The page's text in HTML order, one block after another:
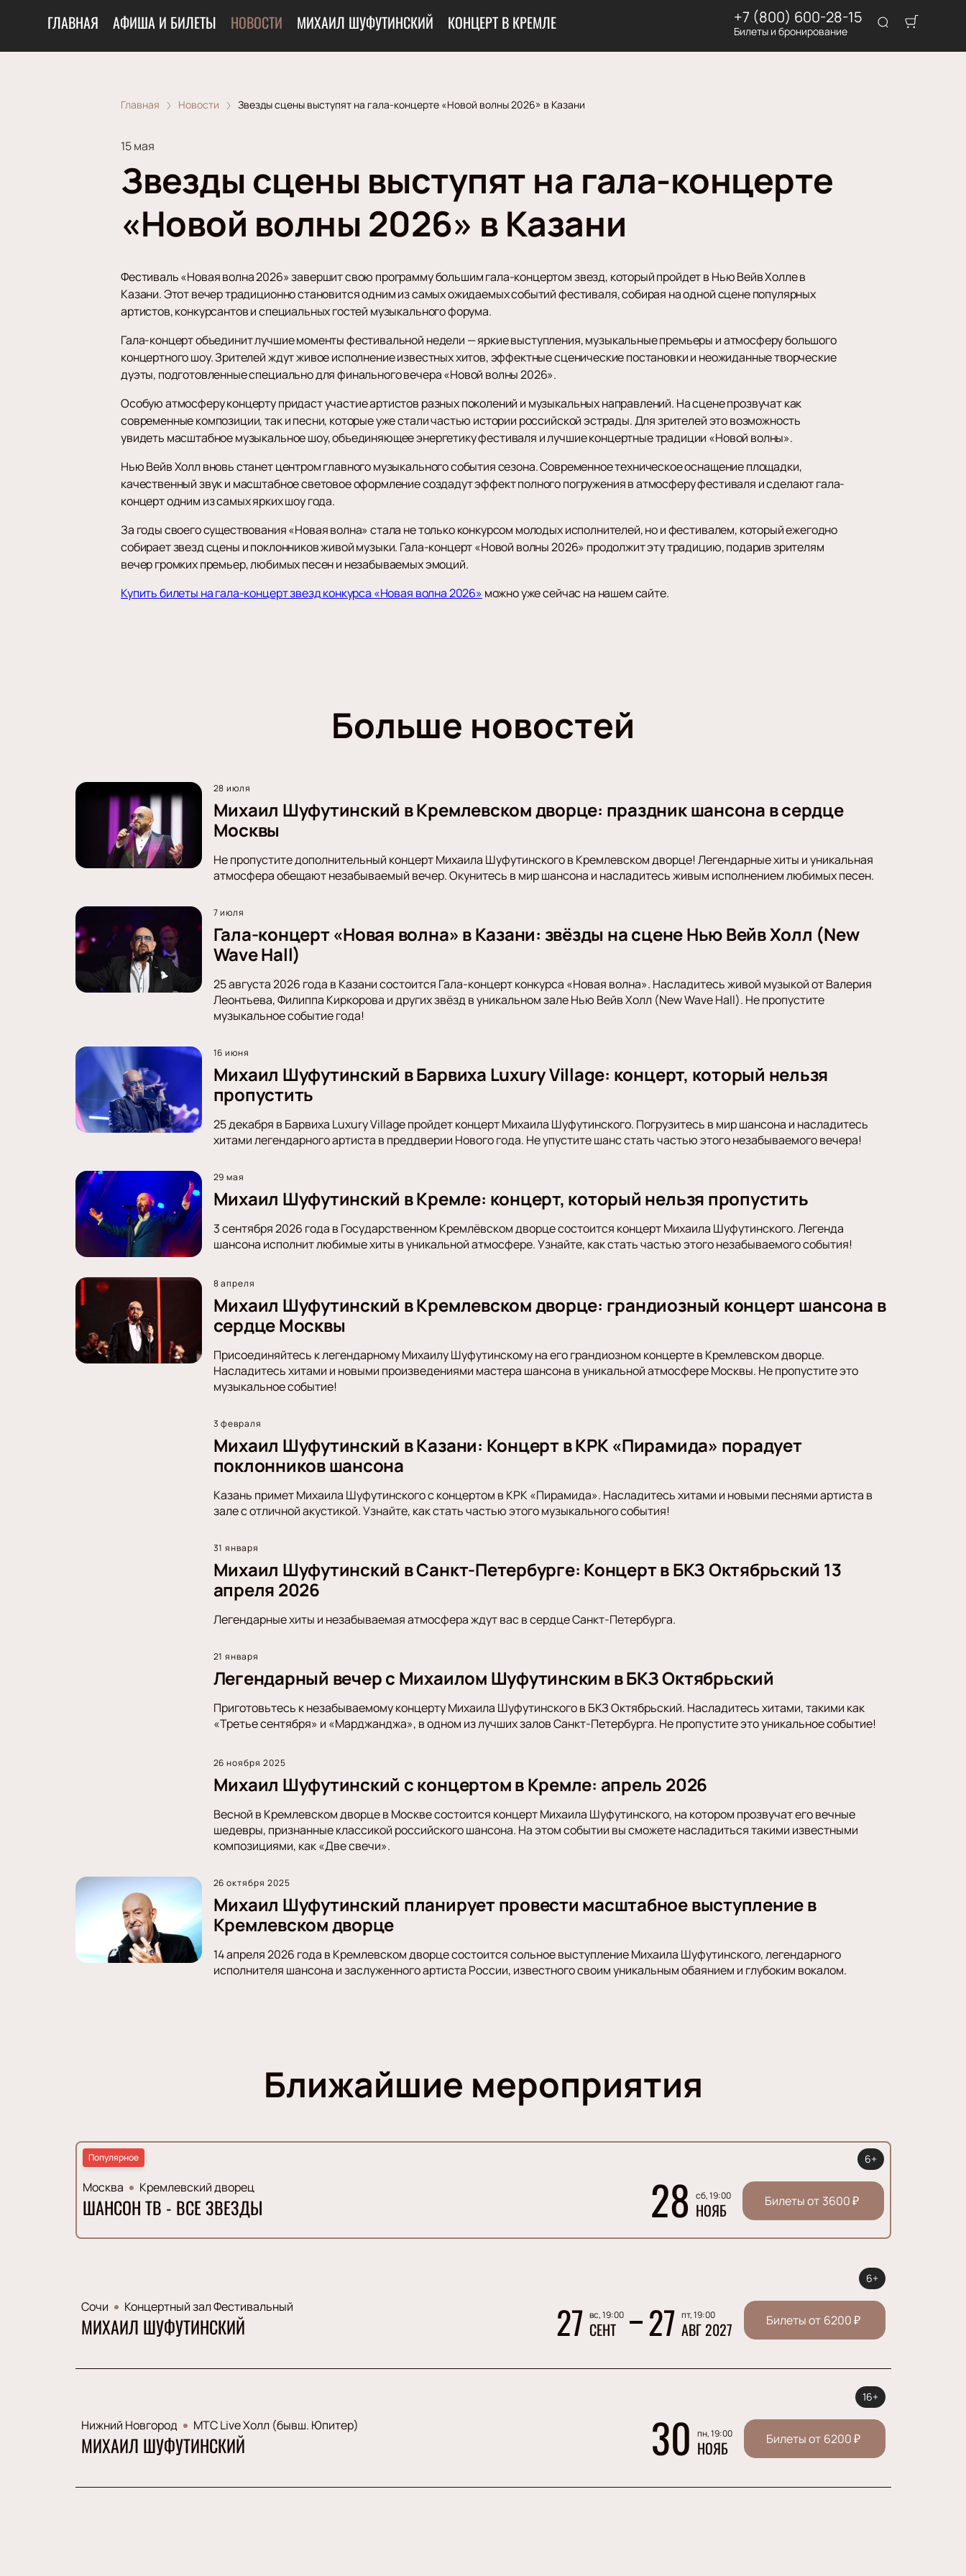
ГЛАВНАЯ АФИША И БИЛЕТЫ НОВОСТИ МИХАИЛ ШУФУТИНСКИЙ КОНЦЕРТ В КРЕМЛЕ +7 (800) 600-28-15
Билеты и бронирование
Главная Новости Звезды сцены выступят на гала-концерте «Новой волны 2026» в Казани
15 мая
Звезды сцены выступят на гала-концерте
«Новой волны 2026» в Казани
Фестиваль «Новая волна 2026» завершит свою программу большим гала-концертом звезд, который пройдет в Нью Вейв Холле в
Казани. Этот вечер традиционно становится одним из самых ожидаемых событий фестиваля, собирая на одной сцене популярных
артистов, конкурсантов и специальных гостей музыкального форума.
Гала-концерт объединит лучшие моменты фестивальной недели — яркие выступления, музыкальные премьеры и атмосферу большого
концертного шоу. Зрителей ждут живое исполнение известных хитов, эффектные сценические постановки и неожиданные творческие
дуэты, подготовленные специально для финального вечера «Новой волны 2026».
Особую атмосферу концерту придаст участие артистов разных поколений и музыкальных направлений. На сцене прозвучат как
современные композиции, так и песни, которые уже стали частью истории российской эстрады. Для зрителей это возможность
увидеть масштабное музыкальное шоу, объединяющее энергетику фестиваля и лучшие концертные традиции «Новой волны».
Нью Вейв Холл вновь станет центром главного музыкального события сезона. Современное техническое оснащение площадки,
качественный звук и масштабное световое оформление создадут эффект полного погружения в атмосферу фестиваля и сделают гала-
концерт одним из самых ярких шоу года.
За годы своего существования «Новая волна» стала не только конкурсом молодых исполнителей, но и фестивалем, который ежегодно
собирает звезд сцены и поклонников живой музыки. Гала-концерт «Новой волны 2026» продолжит эту традицию, подарив зрителям
вечер громких премьер, любимых песен и незабываемых эмоций.
Купить билеты на гала-концерт звезд конкурса «Новая волна 2026» можно уже сейчас на нашем сайте.
Больше новостей
28 июля
Михаил Шуфутинский в Кремлевском дворце: праздник шансона в сердце
Москвы
Не пропустите дополнительный концерт Михаила Шуфутинского в Кремлевском дворце! Легендарные хиты и уникальная
атмосфера обещают незабываемый вечер. Окунитесь в мир шансона и насладитесь живым исполнением любимых песен.
7 июля
Гала-концерт «Новая волна» в Казани: звёзды на сцене Нью Вейв Холл (New
Wave Hall)
25 августа 2026 года в Казани состоится Гала-концерт конкурса «Новая волна». Насладитесь живой музыкой от Валерия
Леонтьева, Филиппа Киркорова и других звёзд в уникальном зале Нью Вейв Холл (New Wave Hall). Не пропустите
музыкальное событие года!
16 июня
Михаил Шуфутинский в Барвиха Luxury Village: концерт, который нельзя
пропустить
25 декабря в Барвиха Luxury Village пройдет концерт Михаила Шуфутинского. Погрузитесь в мир шансона и насладитесь
хитами легендарного артиста в преддверии Нового года. Не упустите шанс стать частью этого незабываемого вечера!
29 мая
Михаил Шуфутинский в Кремле: концерт, который нельзя пропустить
3 сентября 2026 года в Государственном Кремлёвском дворце состоится концерт Михаила Шуфутинского. Легенда
шансона исполнит любимые хиты в уникальной атмосфере. Узнайте, как стать частью этого незабываемого события!
8 апреля
Михаил Шуфутинский в Кремлевском дворце: грандиозный концерт шансона в
сердце Москвы
Присоединяйтесь к легендарному Михаилу Шуфутинскому на его грандиозном концерте в Кремлевском дворце.
Насладитесь хитами и новыми произведениями мастера шансона в уникальной атмосфере Москвы. Не пропустите это
музыкальное событие!
3 февраля
Михаил Шуфутинский в Казани: Концерт в КРК «Пирамида» порадует
поклонников шансона
Казань примет Михаила Шуфутинского с концертом в КРК «Пирамида». Насладитесь хитами и новыми песнями артиста в
зале с отличной акустикой. Узнайте, как стать частью этого музыкального события!
31 января
Михаил Шуфутинский в Санкт-Петербурге: Концерт в БКЗ Октябрьский 13
апреля 2026
Легендарные хиты и незабываемая атмосфера ждут вас в сердце Санкт-Петербурга.
21 января
Легендарный вечер с Михаилом Шуфутинским в БКЗ Октябрьский
Приготовьтесь к незабываемому концерту Михаила Шуфутинского в БКЗ Октябрьский. Насладитесь хитами, такими как
«Третье сентября» и «Марджанджа», в одном из лучших залов Санкт-Петербурга. Не пропустите это уникальное событие!
26 ноября 2025
Михаил Шуфутинский с концертом в Кремле: апрель 2026
Весной в Кремлевском дворце в Москве состоится концерт Михаила Шуфутинского, на котором прозвучат его вечные
шедевры, признанные классикой российского шансона. На этом событии вы сможете насладиться такими известными
композициями, как «Две свечи».
26 октября 2025
Михаил Шуфутинский планирует провести масштабное выступление в
Кремлевском дворце
14 апреля 2026 года в Кремлевском дворце состоится сольное выступление Михаила Шуфутинского, легендарного
исполнителя шансона и заслуженного артиста России, известного своим уникальным обаянием и глубоким вокалом.
Ближайшие мероприятия
Популярное
Москва Кремлевский дворец
ШАНСОН ТВ - ВСЕ ЗВЕЗДЫ 28 сб, 19:00
НОЯБ
6+
Билеты от 3600₽
Сочи Концертный зал Фестивальный
МИХАИЛ ШУФУТИНСКИЙ 27 вс, 19:00
СЕНТ 27 пт, 19:00
АВГ 2027
6+
Билеты от 6200₽
Нижний Новгород МТС Live Холл (бывш. Юпитер)
МИХАИЛ ШУФУТИНСКИЙ 30 пн, 19:00
НОЯБ
16+
Билеты от 6200₽